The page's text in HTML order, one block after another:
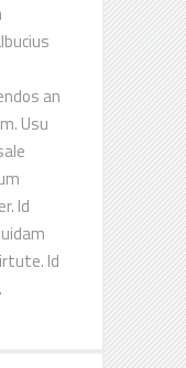
an
Usu
Id
Id
African
East